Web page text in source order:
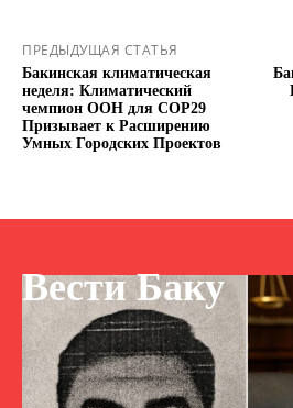
ПРЕДЫДУЩАЯ СТАТЬЯ
Бакинская климатическая
неделя: Климатический
чемпион ООН для COP29
Призывает к Расширению
Умных Городских Проектов
Вести Баку